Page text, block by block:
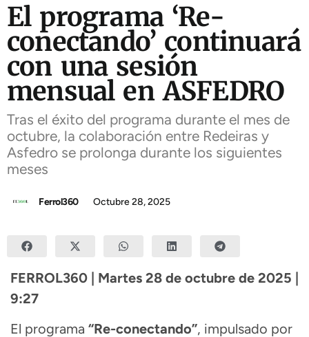
El programa ‘Re-
conectando’ continuará
con una sesión
mensual en ASFEDRO
Tras el éxito del programa durante el mes de
octubre, la colaboración entre Redeiras y
Asfedro se prolonga durante los siguientes
meses
Ferrol360 Octubre 28, 2025
FERROL360 | Martes 28 de octubre de 2025 |
9:27
El programa “Re-conectando”, impulsado por